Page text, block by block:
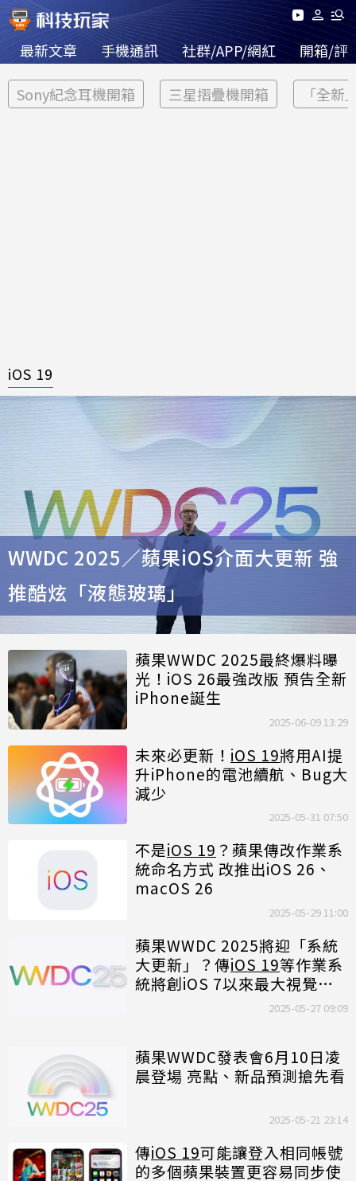
最新文章 手機通訊 社群/APP/網紅 開箱/評
Sony紀念耳機開箱 三星摺疊機開箱 「全新
iOS 19
WWDC 2025／蘋果iOS介面大更新 強
推酷炫「液態玻璃」
蘋果WWDC 2025最終爆料曝
光！iOS 26最強改版 預告全新
iPhone誕生
2025-06-09 13:29
未來必更新！ iOS 19將用AI提
升iPhone的電池續航、Bug大
減少
2025-05-31 07:50
不是iOS 19 ？蘋果傳改作業系
統命名方式 改推出iOS 26、
macOS 26
2025-05-29 11:00
蘋果WWDC 2025將迎「系統
大更新」？傳iOS 19等作業系
統將創iOS 7以來最大視覺變
2025-05-27 09:09
蘋果WWDC發表會6月10日凌
晨登場 亮點、新品預測搶先看
2025-05-21 23:14
傳iOS 19可能讓登入相同帳號
的多個蘋果裝置更容易同步使